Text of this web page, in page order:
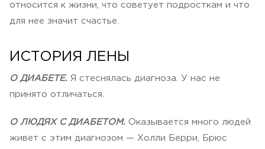
относится к жизни, что советует подросткам и что
для нее значит счастье.
ИСТОРИЯ ЛЕНЫ
О ДИАБЕТЕ. Я стеснялась диагноза. У нас не
принято отличаться.
О ЛЮДЯХ С ДИАБЕТОМ. Оказывается много людей
живет с этим диагнозом — Холли Берри, Брюс